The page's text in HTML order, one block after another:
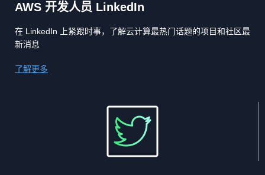
AWS 开发人员 LinkedIn
在 LinkedIn 上紧跟时事，了解云计算最热门话题的项目和社区最
新消息
了解更多